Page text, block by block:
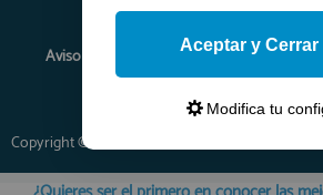
Aviso Legal Política de Privacidad
Envíos y Devoluciones
Copyright © 2026 www.francobordo.com
Aceptar y Cerrar
Modifica tu